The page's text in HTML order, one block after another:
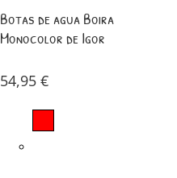
Botas de agua Boira
Monocolor de Igor
54,95 €